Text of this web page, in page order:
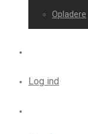
Opladere
Log ind